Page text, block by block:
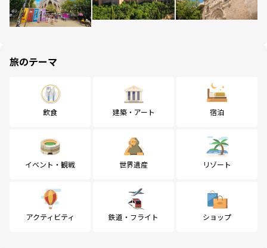
旅のテーマ
飲食 建築・アート 宿泊
イベント・観戦 世界遺産 リゾート
アクティビティ 鉄道・フライト ショップ